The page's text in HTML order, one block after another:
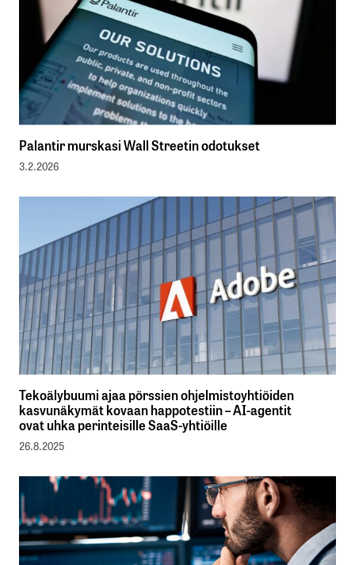
Palantir murskasi Wall Streetin odotukset
3.2.2026
Tekoälybuumi ajaa pörssien ohjelmistoyhtiöiden
kasvunäkymät kovaan happotestiin – AI-agentit
ovat uhka perinteisille SaaS-yhtiöille
26.8.2025